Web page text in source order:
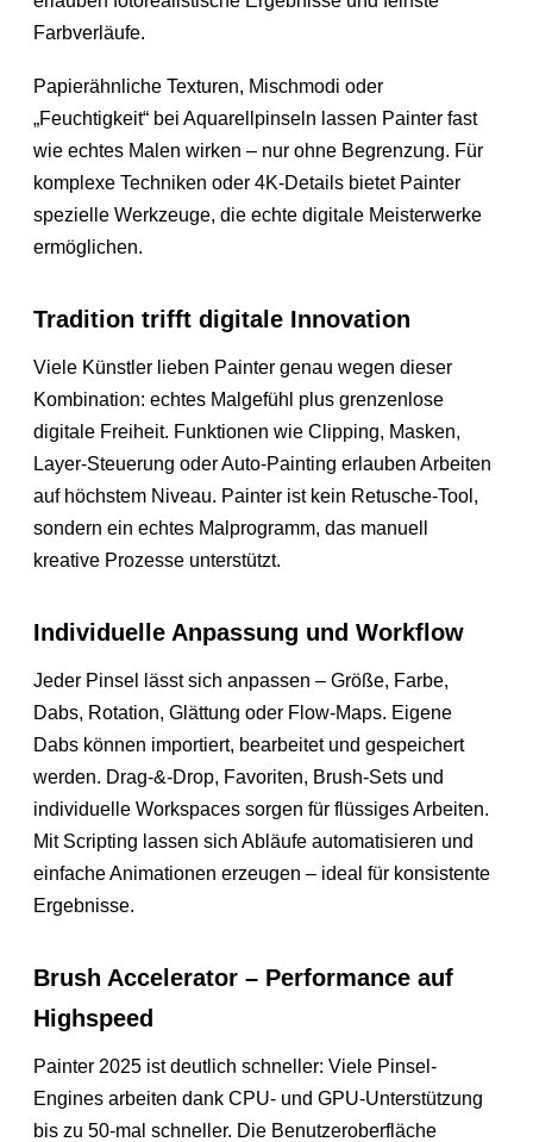
Farbverläufe.
Papierähnliche Texturen, Mischmodi oder
„Feuchtigkeit“ bei Aquarellpinseln lassen Painter fast
wie echtes Malen wirken – nur ohne Begrenzung. Für
komplexe Techniken oder 4K-Details bietet Painter
spezielle Werkzeuge, die echte digitale Meisterwerke
ermöglichen.
Tradition trifft digitale Innovation
Viele Künstler lieben Painter genau wegen dieser
Kombination: echtes Malgefühl plus grenzenlose
digitale Freiheit. Funktionen wie Clipping, Masken,
Layer-Steuerung oder Auto-Painting erlauben Arbeiten
auf höchstem Niveau. Painter ist kein Retusche-Tool,
sondern ein echtes Malprogramm, das manuell
kreative Prozesse unterstützt.
Individuelle Anpassung und Workflow
Jeder Pinsel lässt sich anpassen – Größe, Farbe,
Dabs, Rotation, Glättung oder Flow-Maps. Eigene
Dabs können importiert, bearbeitet und gespeichert
werden. Drag-&-Drop, Favoriten, Brush-Sets und
individuelle Workspaces sorgen für flüssiges Arbeiten.
Mit Scripting lassen sich Abläufe automatisieren und
einfache Animationen erzeugen – ideal für konsistente
Ergebnisse.
Brush Accelerator – Performance auf
Highspeed
Painter 2025 ist deutlich schneller: Viele Pinsel-
Engines arbeiten dank CPU- und GPU-Unterstützung
bis zu 50-mal schneller. Die Benutzeroberfläche